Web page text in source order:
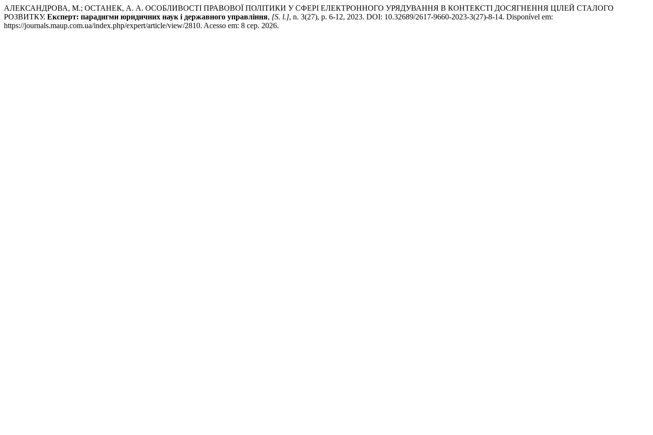
АЛЕКСАНДРОВА, М.; ОСТАНЕК, А. А. ОСОБЛИВОСТІ ПРАВОВОЇ ПОЛІТИКИ У СФЕРІ ЕЛЕКТРОННОГО УРЯДУВАННЯ В КОНТЕКСТІ ДОСЯГНЕННЯ ЦІЛЕЙ СТАЛОГО
РОЗВИТКУ. Експерт: парадигми юридичних наук і державного управління, [S. l.], n. 3(27), p. 6-12, 2023. DOI: 10.32689/2617-9660-2023-3(27)-8-14. Disponível em:
https://journals.maup.com.ua/index.php/expert/article/view/2810. Acesso em: 8 сер. 2026.